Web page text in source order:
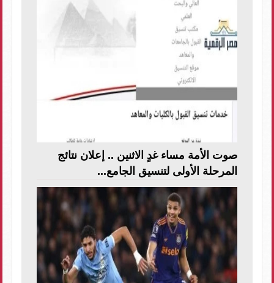
صوت الأمة مساء غدٍ الاثنين .. إعلان نتائج
المرحلة الأولى لتنسيق الجامع...